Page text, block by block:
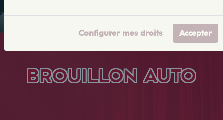
BROUILLON AUTO
Configurer mes droits Accepter